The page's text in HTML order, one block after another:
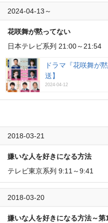
2024-04-13～
花咲舞が黙ってない
日本テレビ系列 21:00～21:54
ドラマ『花咲舞が
送】
2024-04-12
2018-03-21
嫌いな人を好きになる方法
テレビ東京系列 9:11～9:41
2018-03-20
嫌いな人を好きになる方法～